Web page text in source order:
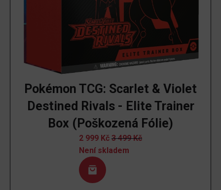
Pokémon TCG: Scarlet & Violet
Destined Rivals - Elite Trainer
Box (Poškozená Fólie)
2 999 Kč 3 499Kč
Není skladem